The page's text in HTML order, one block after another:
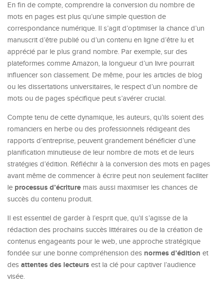
En fin de compte, comprendre la conversion du nombre de
mots en pages est plus qu’une simple question de
correspondance numérique. Il s’agit d’optimiser la chance d’un
manuscrit d’être publié ou d’un contenu en ligne d’être lu et
apprécié par le plus grand nombre. Par exemple, sur des
plateformes comme Amazon, la longueur d’un livre pourrait
influencer son classement. De même, pour les articles de blog
ou les dissertations universitaires, le respect d’un nombre de
mots ou de pages spécifique peut s’avérer crucial.
Compte tenu de cette dynamique, les auteurs, qu’ils soient des
romanciers en herbe ou des professionnels rédigeant des
rapports d’entreprise, peuvent grandement bénéficier d’une
planification minutieuse de leur nombre de mots et de leurs
stratégies d’édition. Réfléchir à la conversion des mots en pages
avant même de commencer à écrire peut non seulement faciliter
le processus d’écriture mais aussi maximiser les chances de
succès du contenu produit.
Il est essentiel de garder à l’esprit que, qu’il s’agisse de la
rédaction des prochains succès littéraires ou de la création de
contenus engageants pour le web, une approche stratégique
fondée sur une bonne compréhension des normes d’édition et
des attentes des lecteurs est la clé pour captiver l’audience
visée.